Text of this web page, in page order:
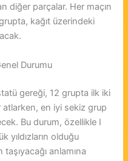
diğer parçalar. Her maçın
kağıt üzerindeki
Durumu
gereği, 12 grupta ilk iki
atlarken, en iyi sekiz grup
Bu durum, özellikle I
yıldızların olduğu
anlamına